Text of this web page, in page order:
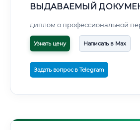
ВЫДАВАЕМЫЙ
диплом о профессиональной
Узнать цену Написать в Max
Задать вопрос в Telegram